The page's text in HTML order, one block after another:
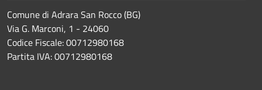
Comune di Adrara San Rocco (BG)
Via G. Marconi, 1 - 24060
Codice Fiscale: 00712980168
Partita IVA: 00712980168